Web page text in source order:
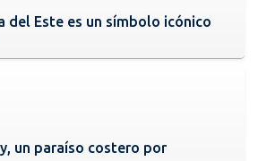
del Este es un símbolo icónico
un paraíso costero por